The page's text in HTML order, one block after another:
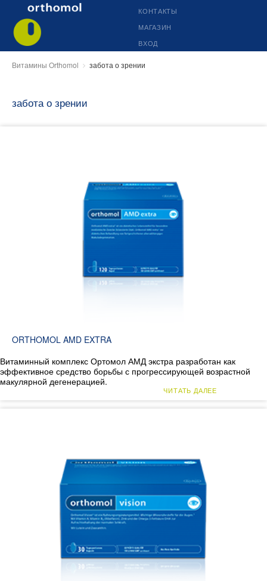
КОНТАКТЫ
МАГАЗИН
ВХОД
Витамины Orthomol забота о зрении
забота о зрении
ORTHOMOL AMD EXTRA
Витаминный комплекс Ортомол АМД экстра разработан как
эффективное средство борьбы с прогрессирующей возрастной
макулярной дегенерацией.
ЧИТАТЬ ДАЛЕЕ